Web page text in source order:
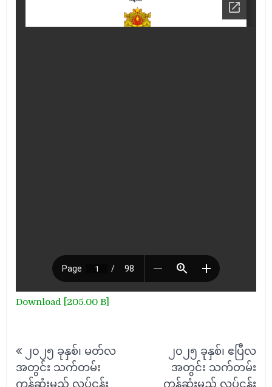
Download [205.00 B]
navigation
၂၀၂၅ ခုနှစ်၊ မတ်လ
အတွင်း သက်တမ်း
ကုန်ဆုံးမည့် လုပ်ငန်း
၂၀၂၅ ခုနှစ်၊ ဧပြီလ
အတွင်း သက်တမ်း
ကုန်ဆုံးမည့် လုပ်ငန်း